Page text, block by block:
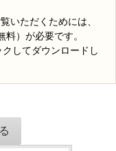
いただくためには、
）が必要です。
してダウンロードし